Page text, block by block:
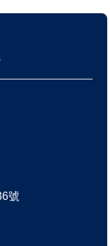
號